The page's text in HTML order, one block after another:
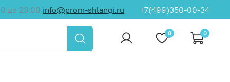
до 23:00 info@prom-shlangi.ru +7(499)350-00-34
0 0